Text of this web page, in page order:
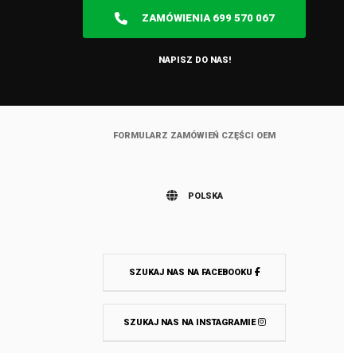
ZAMÓWIENIA 699 570 067
NAPISZ DO NAS!
FORMULARZ ZAMÓWIEŃ CZĘŚCI OEM
POLSKA
SZUKAJ NAS NA FACEBOOKU
SZUKAJ NAS NA INSTAGRAMIE